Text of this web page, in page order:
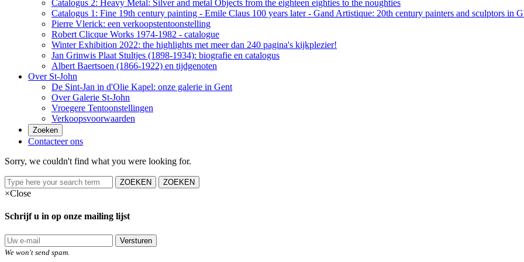
Catalogus 2: Heavy Metal: Silver and metal Objects from the eighteen eighties to the noughties
Catalogus 1: Fine 19th century painting - Emile Claus 100 years later - Gand Artistique: 20th century painters and sculptors in
Pierre Vlerick: een verkoopstentoonstelling
Robert Clicque Works 1974-1982 - catalogue
Winter Exhibition 2022: the highlights met meer dan 240 pagina's kijkplezier!
Jan Grinwis Plaat Stultjes (1898-1934): biografie en catalogus
Albert Baertsoen (1866-1922) en tijdgenoten
Over St-John
De Sint-Jan in d'Olie Kapel: onze galerie in Gent
Over Galerie St-John
Vroegere Tentoonstellingen
Verkoopsvoorwaarden
Zoeken
Contacteer ons
Sorry, we couldn't find what you were looking for.
ZOEKEN ZOEKEN
×Close
Schrijf u in op onze mailing lijst
Versturen
We won't send spam.